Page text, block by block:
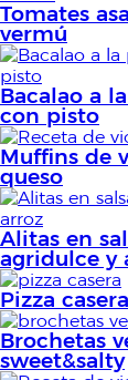
Tomates
vermú
Bacalao a
con pisto
Muffins de
queso
Alitas en
agridulce y
Pizza casera
Brochetas
sweet&salty